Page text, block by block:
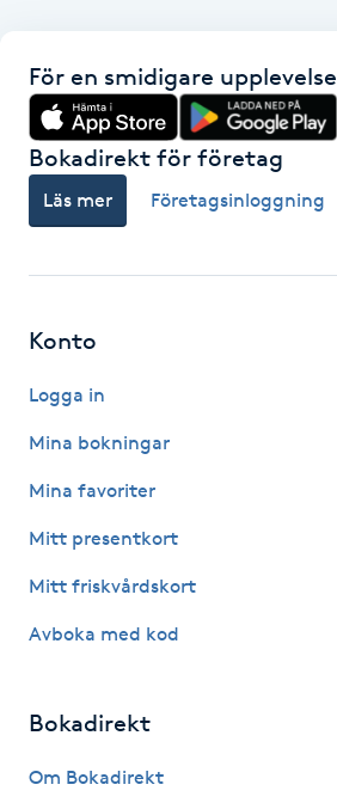
Hot Stone Massage
Hot yoga
Hudföryngring
Hyaluronsyra
Hyperhidros
Hårborttagning
Hårförlängning
För en smidigare upplevelse
Bokadirekt för företag
Läs mer Företagsinloggning
Konto
Logga in
Mina bokningar
Mina favoriter
Mitt presentkort
Mitt friskvårdskort
Avboka med kod
Bokadirekt
Om Bokadirekt